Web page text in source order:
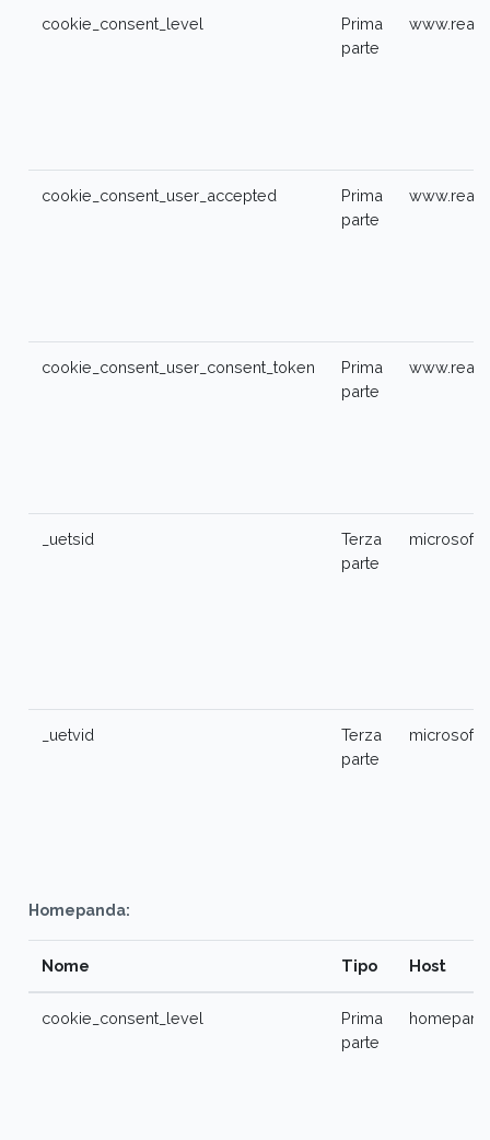
cookie_consent_level
Prima
parte
cookie_consent_user_accepted
Prima
parte
cookie_consent_user_consent_token
Prima
parte
_uetsid
Terza
parte
_uetvid
Terza
parte
Homepanda:
Nome Tipo Host
cookie_consent_level
Prima
parte